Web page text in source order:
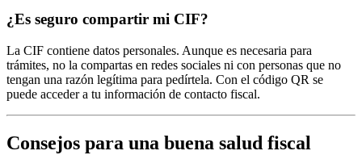
¿Es seguro compartir mi CIF?
La CIF contiene datos personales. Aunque es necesaria para
trámites, no la compartas en redes sociales ni con personas que no
tengan una razón legítima para pedírtela. Con el código QR se
puede acceder a tu información de contacto fiscal.
Consejos para una buena salud fiscal